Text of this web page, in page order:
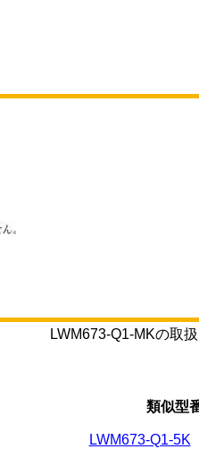
LWM673-Q1-MKの
類似型
LWM673-Q1-5K